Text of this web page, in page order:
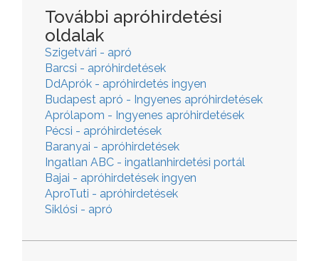
További apróhirdetési
oldalak
Szigetvári - apró
Barcsi - apróhirdetések
DdAprók - apróhirdetés ingyen
Budapest apró - Ingyenes apróhirdetések
Aprólapom - Ingyenes apróhirdetések
Pécsi - apróhirdetések
Baranyai - apróhirdetések
Ingatlan ABC - ingatlanhirdetési portál
Bajai - apróhirdetések ingyen
AproTuti - apróhirdetések
Siklósi - apró